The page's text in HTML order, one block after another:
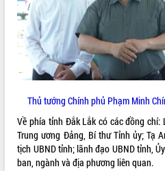
Thủ tướng Chính phủ Phạm Minh
Về phía tỉnh Đắk Lắk có các đồng chí:
Trung ương Đảng, Bí thư Tỉnh ủy; Tạ
tịch UBND tỉnh; lãnh đạo UBND tỉnh,
ban, ngành và địa phương liên quan.